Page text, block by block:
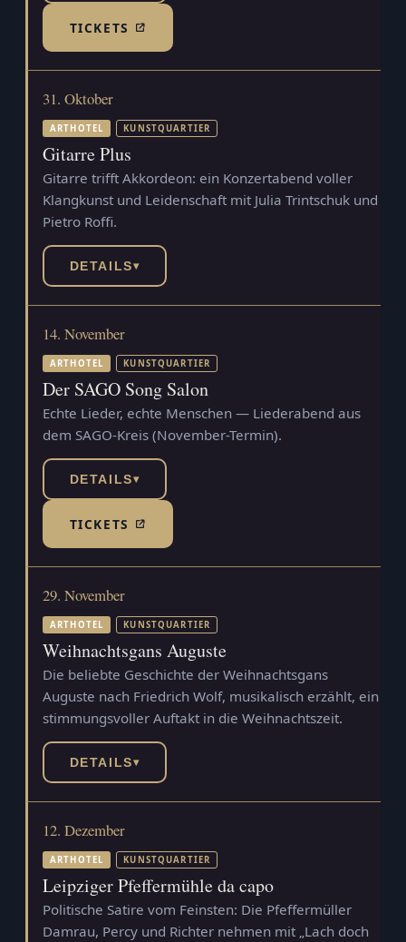
TICKETS(TICKETSHOP, ÖFFNET IN NEUEM TAB)
31. Oktober
ARTHOTEL KUNSTQUARTIER
Gitarre Plus
Gitarre trifft Akkordeon: ein Konzertabend voller
Klangkunst und Leidenschaft mit Julia Trintschuk und
Pietro Roffi.
DETAILS▾
14. November
ARTHOTEL KUNSTQUARTIER
Der SAGO Song Salon
Echte Lieder, echte Menschen — Liederabend aus
dem SAGO-Kreis (November-Termin).
DETAILS▾
TICKETS(TICKETSHOP, ÖFFNET IN NEUEM TAB)
29. November
ARTHOTEL KUNSTQUARTIER
Weihnachtsgans Auguste
Die beliebte Geschichte der Weihnachtsgans
Auguste nach Friedrich Wolf, musikalisch erzählt, ein
stimmungsvoller Auftakt in die Weihnachtszeit.
DETAILS▾
12. Dezember
ARTHOTEL KUNSTQUARTIER
Leipziger Pfeffermühle da capo
Politische Satire vom Feinsten: Die Pfeffermüller
Damrau, Percy und Richter nehmen mit „Lach doch